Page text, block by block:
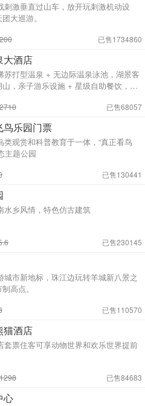
大巡游。
已售1734860
大酒店
山，亲子游乐设施 + 星级自助餐饮，一
已售68057
鸟乐园门票
主题公园
已售130441
水乡风情，特色仿古建筑
已售230145
高点。
已售110570
猫酒店
已售84683
心